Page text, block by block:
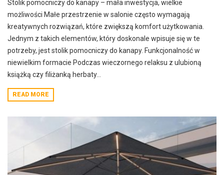
Stolik pomocniczy do kanapy – mała inwestycja, wielkie
możliwości Małe przestrzenie w salonie często wymagają
kreatywnych rozwiązań, które zwiększą komfort użytkowania.
Jednym z takich elementów, który doskonale wpisuje się w te
potrzeby, jest stolik pomocniczy do kanapy. Funkcjonalność w
niewielkim formacie Podczas wieczornego relaksu z ulubioną
książką czy filiżanką herbaty...
READ MORE